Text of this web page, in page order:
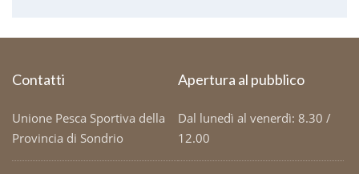
Contatti
Unione Pesca Sportiva della
Provincia di Sondrio
Apertura al pubblico
Dal lunedì al venerdì: 8.30 /
12.00